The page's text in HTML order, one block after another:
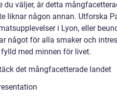
du väljer, är detta
liknar någon annan. Utforska
i Lyon, eller
något för alla smaker och
med minnen för livet.
det mångfacetterade landet